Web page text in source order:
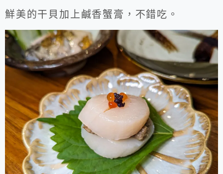
鮮美的干貝加上鹹香蟹膏，不錯吃。